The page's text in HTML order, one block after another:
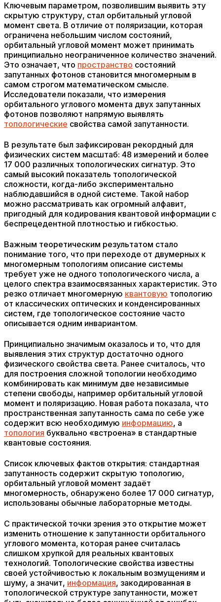
Ключевым параметром, позволившим выявить эту
скрытую структуру, стал орбитальный угловой
момент света. В отличие от поляризации, которая
ограничена небольшим числом состояний,
орбитальный угловой момент может принимать
принципиально неограниченное количество значений.
Это означает, что пространство состояний
запутанных фотонов становится многомерным в
самом строгом математическом смысле.
Исследователи показали, что измерения
орбитального углового момента двух запутанных
фотонов позволяют напрямую выявлять
топологические свойства самой запутанности.
В результате был зафиксирован рекордный для
физических систем масштаб: 48 измерений и более
17 000 различных топологических сигнатур. Это
самый высокий показатель топологической
сложности, когда-либо экспериментально
наблюдавшийся в одной системе. Такой набор
можно рассматривать как огромный алфавит,
пригодный для кодирования квантовой информации с
беспрецедентной плотностью и гибкостью.
Важным теоретическим результатом стало
понимание того, что при переходе от двумерных к
многомерным топологиям описание системы
требует уже не одного топологического числа, а
целого спектра взаимосвязанных характеристик. Это
резко отличает многомерную квантовую топологию
от классических оптических и конденсированных
систем, где топологическое состояние часто
описывается одним инвариантом.
Принципиально значимым оказалось и то, что для
выявления этих структур достаточно одного
физического свойства света. Ранее считалось, что
для построения сложной топологии необходимо
комбинировать как минимум две независимые
степени свободы, например орбитальный угловой
момент и поляризацию. Новая работа показала, что
пространственная запутанность сама по себе уже
содержит всю необходимую информацию, а
топология буквально «встроена» в стандартные
квантовые состояния.
Список ключевых фактов открытия: стандартная
запутанность содержит скрытую топологию,
орбитальный угловой момент задаёт
многомерность, обнаружено более 17 000 сигнатур,
использованы обычные лабораторные методы.
С практической точки зрения это открытие может
изменить отношение к запутанности орбитального
углового момента, которая ранее считалась
слишком хрупкой для реальных квантовых
технологий. Топологические свойства известны
своей устойчивостью к локальным возмущениям и
шуму, а значит, информация, закодированная в
топологической структуре запутанности, может